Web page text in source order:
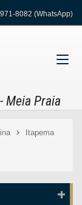
8082 (WhatsApp)
Meia Praia
Itapema